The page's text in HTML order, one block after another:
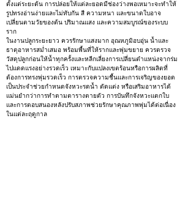
ตั้งแต่ระยะต้น การปล่อยให้แต่ละยอดมีช่องว่างพอเหมาะจะทำให้
รูปทรงอ่านง่ายและไม่ทับกัน สี ความหนา และขนาดใบอาจ
เปลี่ยนตามวัยของต้น ปริมาณแสง และความสมบูรณ์ของระบบ
ราก
ในงานปลูกระยะยาว ควรรักษาแสงมาก อุณหภูมิอบอุ่น น้ำและ
ธาตุอาหารสม่ำเสมอ พร้อมพื้นที่ให้รากและพุ่มขยาย ควรตรวจ
วัสดุปลูกก่อนให้น้ำทุกครั้งและหลีกเลี่ยงการเปลี่ยนตำแหน่งจากร่ม
ไปแดดแรงอย่างรวดเร็ว เหมาะกับแปลงเขตร้อนหรือการผลิตที่
ต้องการทรงพุ่มรวดเร็ว การตรวจความชื้นและการเจริญของยอด
เป็นประจำช่วยกำหนดจังหวะรดน้ำ ตัดแต่ง หรือเสริมอาหารได้
แม่นยำกว่าการทำตามตารางตายตัว การบันทึกจังหวะแตกใบ
และการตอบสนองหลังปรับสภาพช่วยรักษาคุณภาพพุ่มได้ต่อเนื่อง
ในแต่ละฤดูกาล